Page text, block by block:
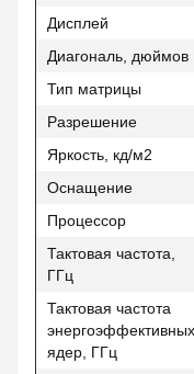
Дисплей
Диагональ, дюймов
Тип матрицы
Разрешение
Яркость, кд/м2
Оснащение
Процессор
Тактовая частота,
ГГц
Тактовая частота
энергоэффективных
ядер, ГГц